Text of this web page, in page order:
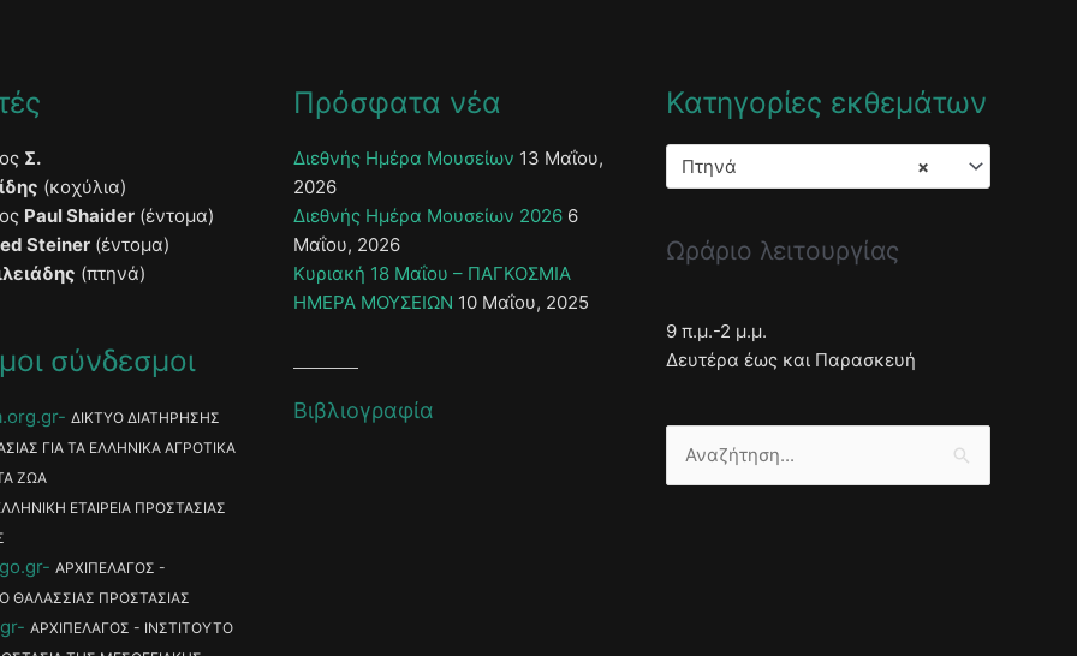
Σ.
(κοχύλια)
Paul Shaider (έντομα)
Steiner (έντομα)
(πτηνά)
σύνδεσμοι
ΔΙΚΤΥΟ ΔΙΑΤΗΡΗΣΗΣ
ΓΙΑ ΤΑ ΕΛΛΗΝΙΚΑ ΑΓΡΟΤΙΚΑ
ΖΩΑ
ΕΤΑΙΡΕΙΑ ΠΡΟΣΤΑΣΙΑΣ
ΑΡΧΙΠΕΛΑΓΟΣ -
ΘΑΛΑΣΣΙΑΣ ΠΡΟΣΤΑΣΙΑΣ
ΑΡΧΙΠΕΛΑΓΟΣ - ΙΝΣΤΙΤΟΥΤΟ
Πρόσφατα νέα
Διεθνής Ημέρα Μουσείων 13 Μαΐου,
2026
Διεθνής Ημέρα Μουσείων 2026 6
Μαΐου, 2026
Κυριακή 18 Μαΐου – ΠΑΓΚΟΣΜΙΑ
ΗΜΕΡΑ ΜΟΥΣΕΙΩΝ 10 Μαΐου, 2025
Βιβλιογραφία
Κατηγορίες εκθεμάτων
×
Πτηνά
Ωράριο λειτουργίας
9 π.μ.-2 μ.μ.
Δευτέρα έως και Παρασκευή
Αναζήτηση
για: